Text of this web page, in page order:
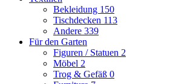
Bekleidung 150
Tischdecken 113
Andere 339
Für den Garten
Figuren / Statuen 2
Möbel 2
Trog & Gefäß 0